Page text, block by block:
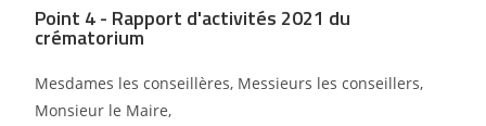
Point 4 - Rapport d'activités 2021 du
crématorium
Mesdames les conseillères, Messieurs les conseillers,
Monsieur le Maire,